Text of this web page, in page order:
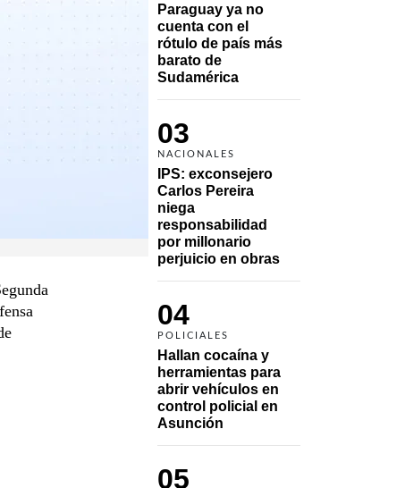
Paraguay ya no
cuenta con el
rótulo de país más
barato de
Sudamérica
03
NACIONALES
IPS: exconsejero
Carlos Pereira
niega
responsabilidad
por millonario
perjuicio en obras
04
POLICIALES
Hallan cocaína y
herramientas para
abrir vehículos en
control policial en
Asunción
05